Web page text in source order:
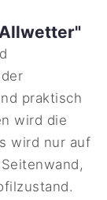
praktisch
wird die
wird nur auf